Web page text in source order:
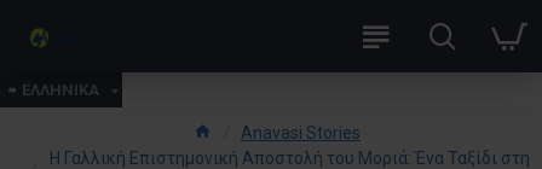
ΕΛΛΗΝΙΚΑ
Anavasi Stories
Η Γαλλική Επιστημονική Αποστολή του Μοριά: Ένα Ταξίδι στη